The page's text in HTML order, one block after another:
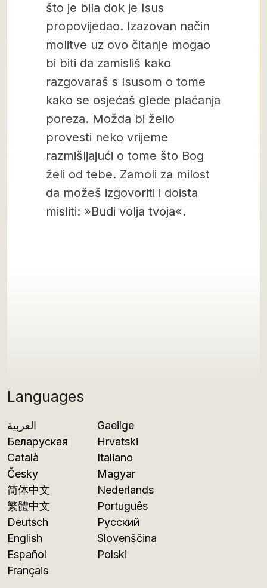
Languages
العربية
Беларуская
Català
Česky
简体中文
繁體中文
Deutsch
English
Español
Français
Gaeilge
Hrvatski
Italiano
Magyar
Nederlands
Português
Русский
Slovenščina
Polski
što je bila dok je Isus
propovijedao. Izazovan način
molitve uz ovo čitanje mogao
bi biti da zamisliš kako
razgovaraš s Isusom o tome
kako se osjećaš glede plaćanja
poreza. Možda bi želio
provesti neko vrijeme
razmišljajući o tome što Bog
želi od tebe. Zamoli za milost
da možeš izgovoriti i doista
misliti: »Budi volja tvoja«.